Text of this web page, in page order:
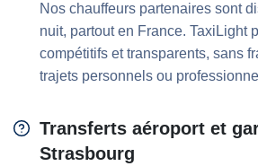
Nos chauffeurs partenaires sont
nuit, partout en France. TaxiLight
compétitifs et transparents, sans
trajets personnels ou
Transferts aéroport et
Strasbourg